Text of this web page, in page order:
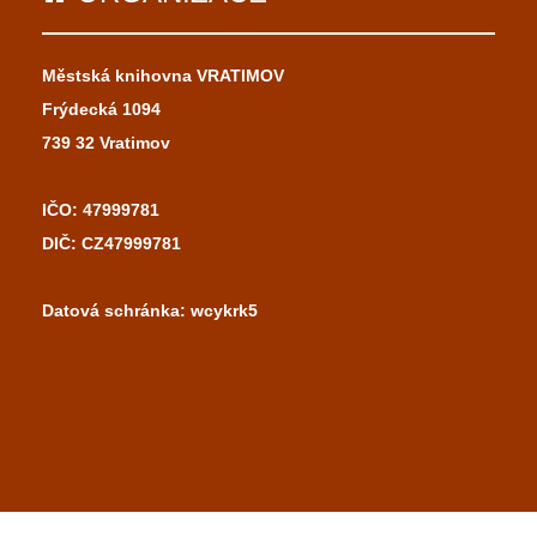
Městská knihovna VRATIMOV
Frýdecká 1094
739 32 Vratimov
IČO: 47999781
DIČ: CZ47999781
Datová schránka: wcykrk5